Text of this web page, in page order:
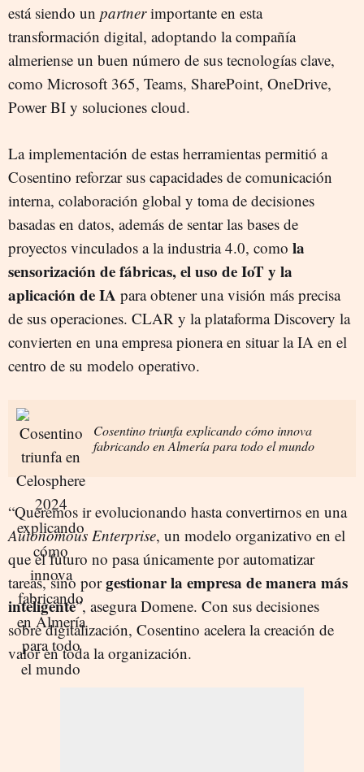
está siendo un partnerimportante en esta
transformación digital, adoptando la compañía
almeriense un buen número de sus tecnologías clave,
como Microsoft 365, Teams, SharePoint, OneDrive,
Power BI y soluciones cloud.
La implementación de estas herramientas permitió a
Cosentino reforzar sus capacidades de comunicación
interna, colaboración global y toma de decisiones
basadas en datos, además de sentar las bases de
proyectos vinculados a la industria 4.0, como la
sensorización de fábricas, el uso de IoT y la
aplicación de IA para obtener una visión más precisa
de sus operaciones. CLAR y la plataforma Discovery la
convierten en una empresa pionera en situar la IA en el
centro de su modelo operativo.
Cosentino triunfa explicando cómo innova
fabricando en Almería para todo el mundo
“Queremos ir evolucionando hasta convertirnos en una
Autonomous Enterprise, un modelo organizativo en el
que el futuro no pasa únicamente por automatizar
tareas, sino porgestionar la empresa de manera más
inteligente”, asegura Domene. Con sus decisiones
sobre digitalización, Cosentino acelera la creación de
valor en toda la organización.